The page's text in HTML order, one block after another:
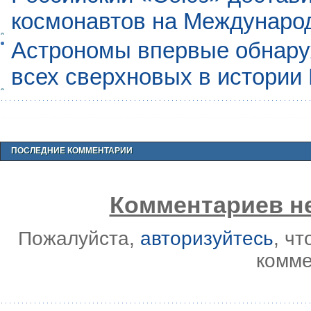
космонавтов на
Астрономы впервые
всех сверхновых в
ПОСЛЕДНИЕ КОММЕНТАРИИ
Комментариев
Пожалуйста, авторизуйтесь,